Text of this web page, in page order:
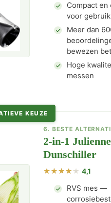
Compact
voor gebruik
Meer dan
bewezen
Hoge
messen
KEUZE
6. BESTE
2-in-1 Julienne
Dunschiller
4,1
RVS mes —